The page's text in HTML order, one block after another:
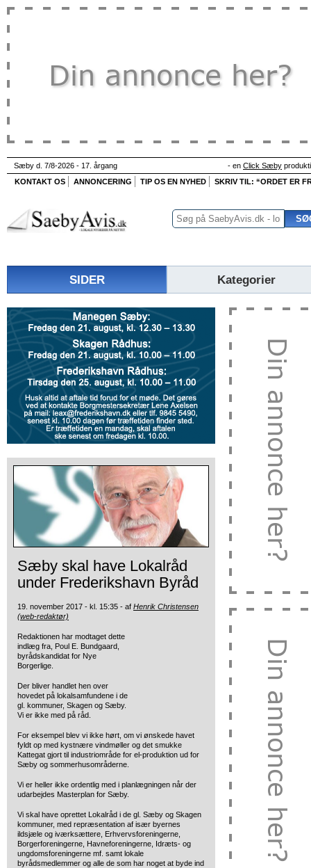
Sæby d. 7/8-2026 - 17. årgang - en Click Sæby
KONTAKT OS
ANNONCERING TIP OS EN NYHED SKRIV TIL: “ORDET ER
SIDER Kategorier
Sæby skal have Lokalråd
under Frederikshavn Byråd
19. november 2017 - kl. 15:35 - af Henrik Christensen
(web-redaktør)
Redaktionen har modtaget dette
indlæg fra, Poul E. Bundgaard,
byrådskandidat for Nye
Borgerlige.
Der bliver handlet hen over
hovedet på lokalsamfundene i de
gl. kommuner, Skagen og Sæby.
Vi er ikke med på råd.
For eksempel blev vi ikke hørt, om vi ønskede havet
fyldt op med kystnære vindmøller og det smukke
Kattegat gjort til industriområde for el-produktion ud for
Sæby og sommerhusområderne.
Vi er heller ikke ordentlig med i planlægningen når der
udarbejdes Masterplan for Sæby.
Vi skal have oprettet Lokalråd i de gl. Sæby og Skagen
kommuner, med repræsentation af især byernes
ildsjæle og iværksættere, Erhvervsforeningerne,
Borgerforeningerne, Havneforeningerne, Idræts- og
ungdomsforeningerne mf. samt lokale
byrådsmedlemmer og alle de som har noget at byde ind